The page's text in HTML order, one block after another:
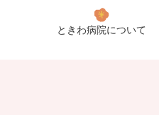
ときわ病院について